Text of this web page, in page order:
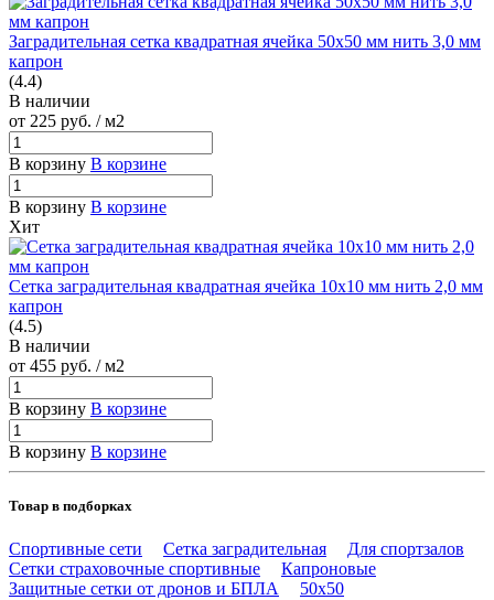
Заградительная сетка квадратная ячейка 50х50 мм нить 3,0 мм
капрон
(4.4)
В наличии
от 225 руб. / м2
В корзину В корзине
В корзину В корзине
Хит
Сетка заградительная квадратная ячейка 10х10 мм нить 2,0 мм
капрон
(4.5)
В наличии
от 455 руб. / м2
В корзину В корзине
В корзину В корзине
Товар в подборках
Спортивные сети Сетка заградительная
Для спортзалов
Сетки страховочные спортивные
Капроновые
Защитные сетки от дронов и БПЛА
50х50